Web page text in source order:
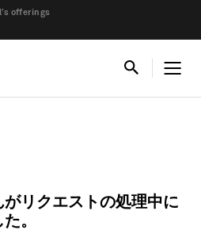
offerings
リクエストの処理中に
。